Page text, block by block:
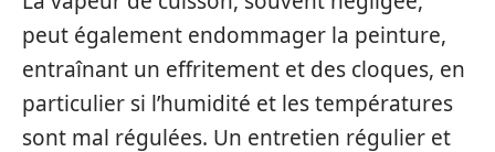
peut également endommager la peinture,
entraînant un effritement et des cloques, en
particulier si l’humidité et les températures
sont mal régulées. Un entretien régulier et